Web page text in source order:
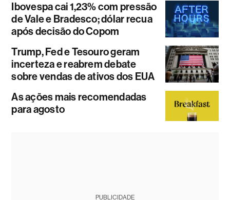
Ibovespa cai 1,23% com pressão
de Vale e Bradesco; dólar recua
após decisão do Copom
Trump, Fed e Tesouro geram
incerteza e reabrem debate
sobre vendas de ativos dos EUA
As ações mais recomendadas
para agosto
PUBLICIDADE